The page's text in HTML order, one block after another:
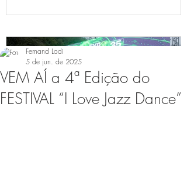
VEM AÍ a 4ª Edição do
FESTIVAL “I Love Jazz Dance”
Fernand Lodi
5 de jun. de 2025